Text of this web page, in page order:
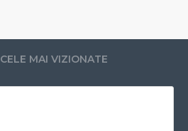
CELE MAI VIZIONATE